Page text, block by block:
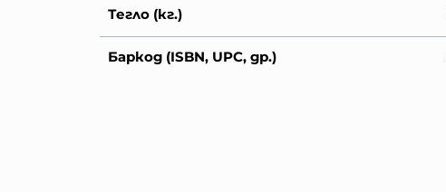
Тегло (кг.)
Баркод (ISBN, UPC, др.)